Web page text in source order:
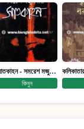
সাতকাহন - সমরেশ মজুমদার
কিনুন